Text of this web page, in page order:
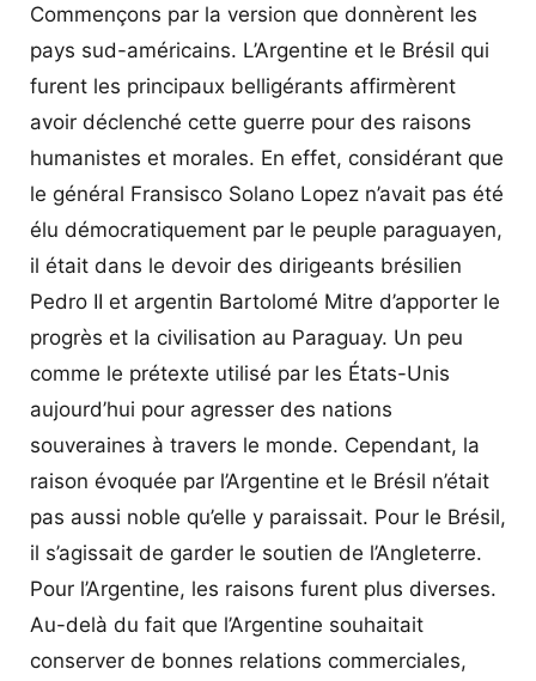
Commençons par la version que donnèrent les
pays sud-américains. L’Argentine et le Brésil qui
furent les principaux belligérants affirmèrent
avoir déclenché cette guerre pour des raisons
humanistes et morales. En effet, considérant que
le général Fransisco Solano Lopez n’avait pas été
élu démocratiquement par le peuple paraguayen,
il était dans le devoir des dirigeants brésilien
Pedro II et argentin Bartolomé Mitre d’apporter le
progrès et la civilisation au Paraguay. Un peu
comme le prétexte utilisé par les États-Unis
aujourd’hui pour agresser des nations
souveraines à travers le monde. Cependant, la
raison évoquée par l’Argentine et le Brésil n’était
pas aussi noble qu’elle y paraissait. Pour le Brésil,
il s’agissait de garder le soutien de l’Angleterre.
Pour l’Argentine, les raisons furent plus diverses.
Au-delà du fait que l’Argentine souhaitait
conserver de bonnes relations commerciales,